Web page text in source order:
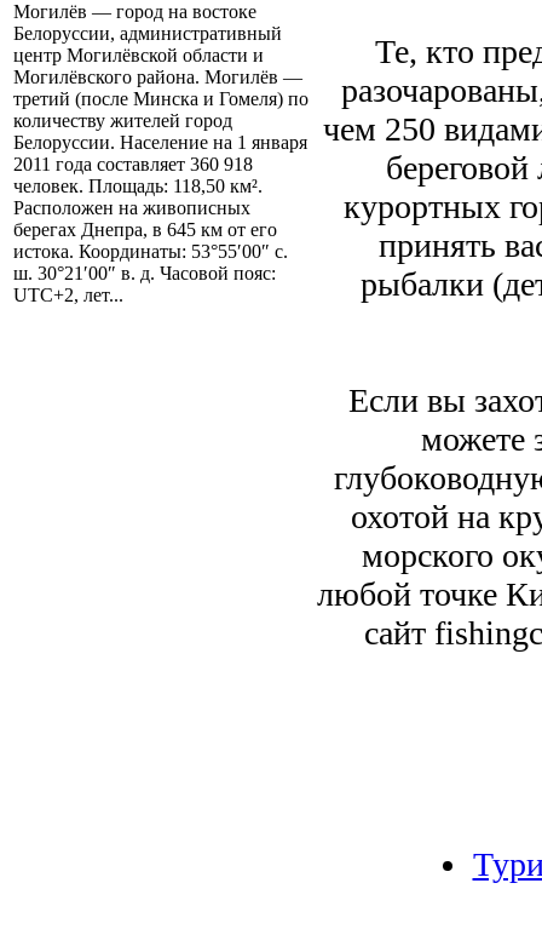
Могилёв — город на востоке
Белоруссии, административный
центр Могилёвской области и
Могилёвского района. Могилёв —
третий (после Минска и Гомеля) по
количеству жителей город
Белоруссии. Население на 1 января
2011 года составляет 360 918
человек. Площадь: 118,50 км².
Расположен на живописных
берегах Днепра, в 645 км от его
истока. Координаты: 53°55′00″ с.
ш. 30°21′00″ в. д. Часовой пояс:
UTC+2, лет...
Те, кто
чем 250
курортных
принять
рыбалки
Если вы
можете
охотой на
морского
любой точке
сайт